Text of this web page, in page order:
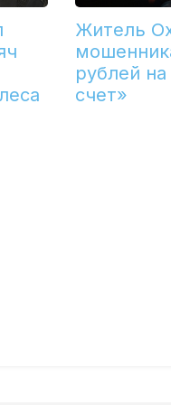
Житель
рублей
счет»